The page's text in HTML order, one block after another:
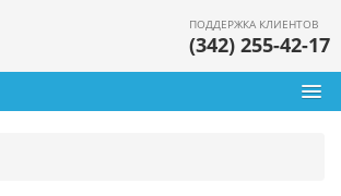
ПОДДЕРЖКА КЛИЕНТОВ
(342) 255-42-17